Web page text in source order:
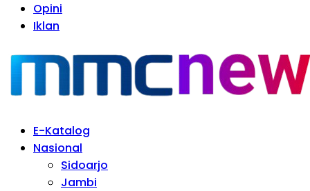
Opini
Iklan
E-Katalog
Nasional
Sidoarjo
Jambi